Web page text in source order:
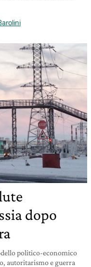
dopo
politico-economico
autoritarismo e guerra